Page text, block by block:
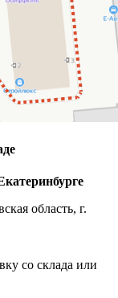
область, г.
со склада или